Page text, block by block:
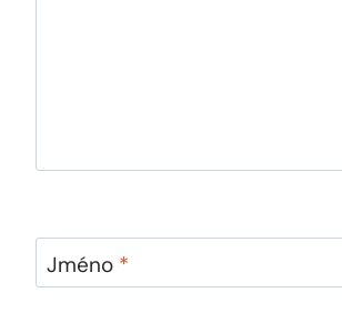
Jméno *